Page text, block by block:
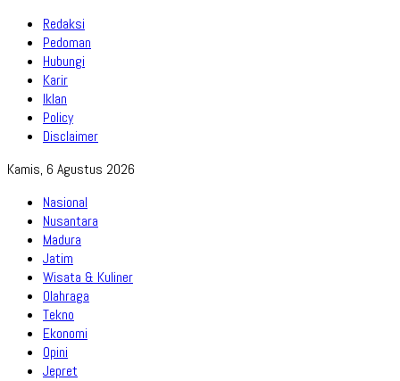
Redaksi
Pedoman
Hubungi
Karir
Iklan
Policy
Disclaimer
Kamis, 6 Agustus 2026
Nasional
Nusantara
Madura
Jatim
Wisata & Kuliner
Olahraga
Tekno
Ekonomi
Opini
Jepret